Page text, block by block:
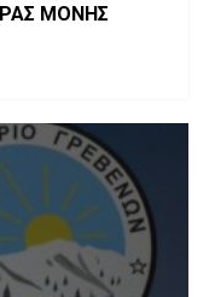
ΜΟΝΗΣ